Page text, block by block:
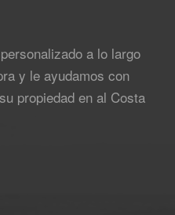
a lo largo
y le ayudamos con
propiedad en al Costa